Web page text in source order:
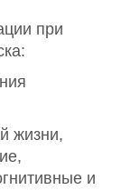
при
жизни,
и